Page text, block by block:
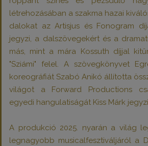
létrehozásában a szakma hazai
dalokat az Artisjus és Fonogram
jegyzi, a dalszövegekért és a
más, mint a mára Kossuth díjjal
"Sziámi" felel. A szövegkönyvet
koreográfiát Szabó Anikó állította
világot a Forward Productions
egyedi hangulatiságát Kiss Márk
A produkció 2025. nyarán a világ
legnagyobb musicalfesztiváljáról a